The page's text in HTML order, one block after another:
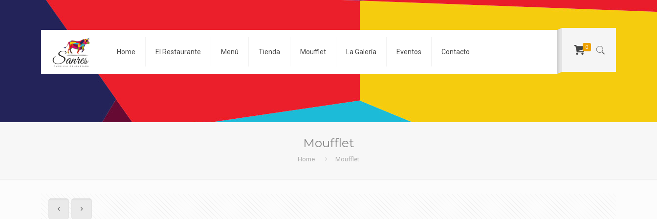
Home El Restaurante Menú Tienda Moufflet La Galería Eventos Contacto
0
Moufflet
Home Moufflet